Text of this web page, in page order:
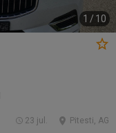
1 /10
Pitesti, AG
23 jul.